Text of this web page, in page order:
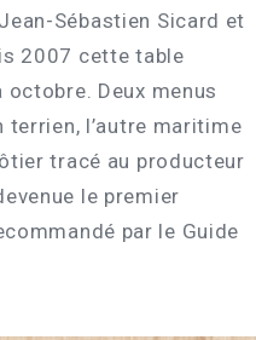
Sébastien Sicard et
2007 cette table
Deux menus
terrien, l’autre maritime
tracé au producteur
le premier
par le Guide